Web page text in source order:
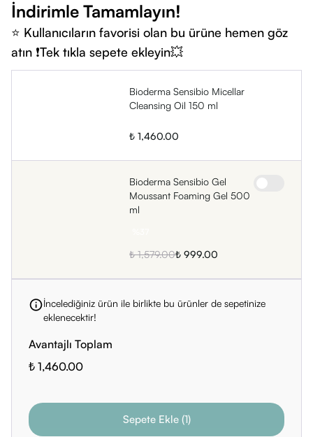
İndirimle Tamamlayın!
⭐ Kullanıcıların favorisi olan bu ürüne hemen göz
atın ❗Tek tıkla sepete ekleyin💥
Bioderma Sensibio Micellar
Cleansing Oil 150 ml
₺ 1,460.00
Bioderma Sensibio Gel
Moussant Foaming Gel 500
ml
₺ 1,579.00₺ 999.00
İncelediğiniz ürün ile birlikte bu ürünler de sepetinize
eklenecektir!
Avantajlı Toplam
₺ 1,460.00
Sepete Ekle(1)